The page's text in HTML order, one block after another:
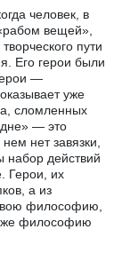
человек, в
вещей»,
пути
Его герои были
—
уже
сломленных
— это
нет завязки,
набор действий
Герои, их
а из
философию,
же философию